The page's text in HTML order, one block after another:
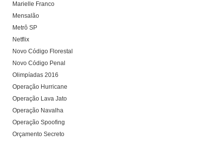
Marielle Franco
Mensalão
Metrô SP
Netflix
Novo Código Florestal
Novo Código Penal
Olimpíadas 2016
Operação Hurricane
Operação Lava Jato
Operação Navalha
Operação Spoofing
Orçamento Secreto